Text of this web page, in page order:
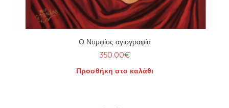
Ο Νυμφίος αγιογραφία
350.00€
Προσθήκη στο καλάθι